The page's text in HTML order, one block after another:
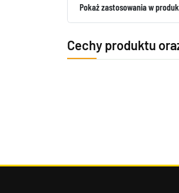
Pokaż zastosowania w
Cechy produktu